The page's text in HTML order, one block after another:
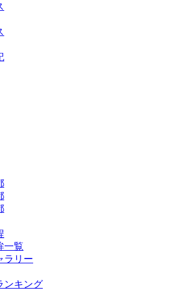
一覧
ラリー
ンキング